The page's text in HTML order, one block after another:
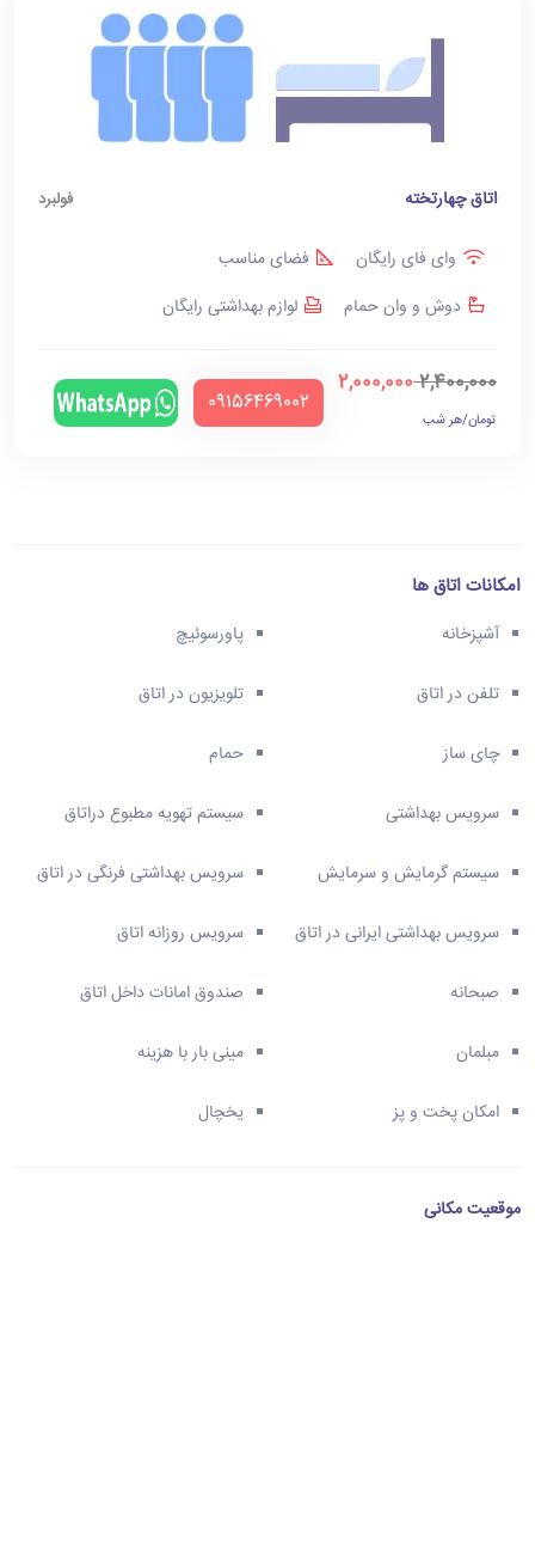
اتاق چهارتخته فولبرد
وای فای رایگان
فضای مناسب
دوش و وان حمام
لوازم بهداشتی رایگان
2,400,000
2,000,000
تومان/هر شب
‪09156469002‬
امکانات اتاق ها
آشپزخانه پاورسوئیچ
تلفن در اتاق تلویزیون در اتاق
چای ساز حمام
سرویس بهداشتی سیستم تهویه مطبوع دراتاق
سیستم گرمایش و سرمایش سرویس بهداشتی فرنگی در اتاق
سرویس بهداشتی ایرانی در اتاق سرویس روزانه اتاق
صبحانه صندوق امانات داخل اتاق
مبلمان مینی بار با هزینه
امکان پخت و پز یخچال
موقعیت مکانی